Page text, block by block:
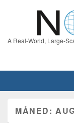
A Real-World, Large-
MÅNED: